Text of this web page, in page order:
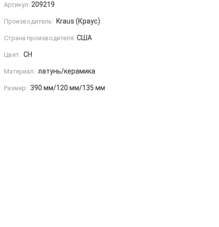
Артикул 209219
Производитель: Kraus (Краус)
Страна производителя: США
Цвет: CH
Материал: латунь/керамика
Размер: 390 мм/120 мм/135 мм